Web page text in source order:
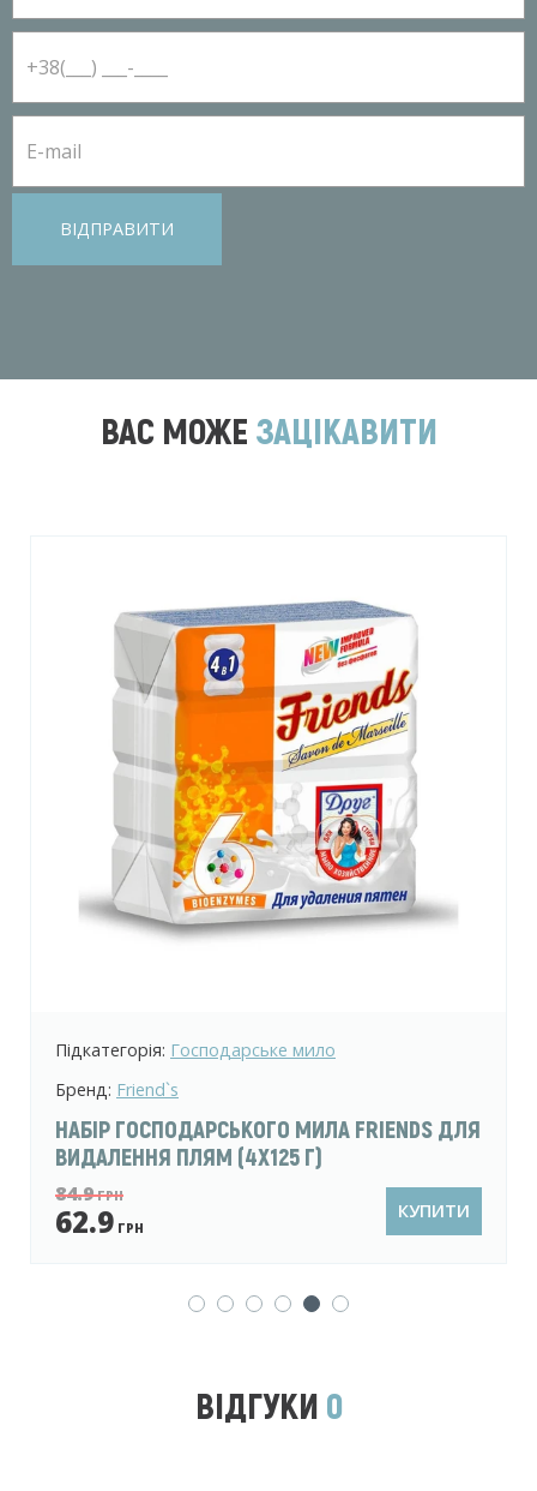
ВІДПРАВИТИ
ВАС МОЖЕ ЗАЦІКАВИТИ
Підкатегорія: Господарське мило
Бренд: Friend`s
ГОСПОДАРСЬКЕ ТВЕРДЕ МИЛО FRIENDS
ВІДБІЛЮЮЧЕ 125 Г
24.9ГРН
19.9 ГРН
КУПИТИ
ВІДГУКИ 0